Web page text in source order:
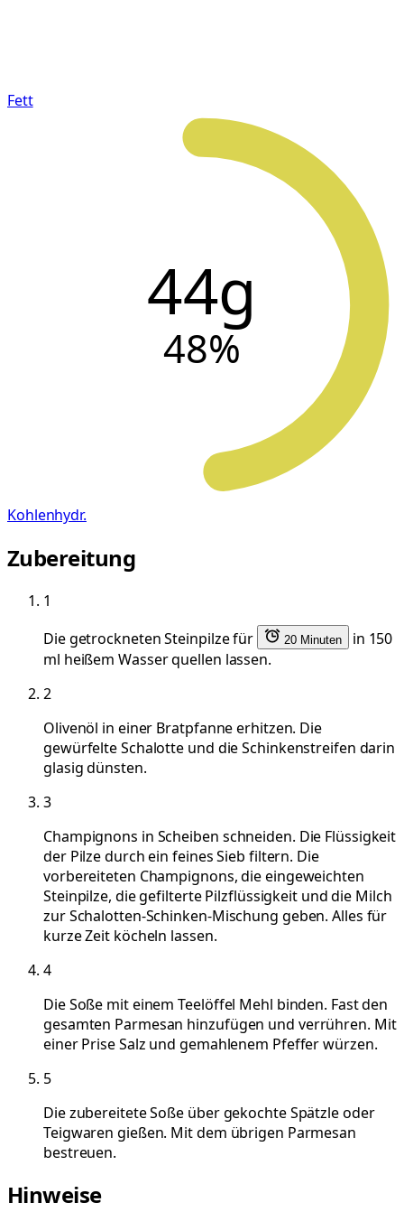
Fett
44g
48%
Kohlenhydr.
Zubereitung
1
Die getrockneten Steinpilze für
20 Minuten
in 150
ml heißem Wasser quellen lassen.
2
Olivenöl in einer Bratpfanne erhitzen. Die
gewürfelte Schalotte und die Schinkenstreifen darin
glasig dünsten.
3
Champignons in Scheiben schneiden. Die Flüssigkeit
der Pilze durch ein feines Sieb filtern. Die
vorbereiteten Champignons, die eingeweichten
Steinpilze, die gefilterte Pilzflüssigkeit und die Milch
zur Schalotten-Schinken-Mischung geben. Alles für
kurze Zeit köcheln lassen.
4
Die Soße mit einem Teelöffel Mehl binden. Fast den
gesamten Parmesan hinzufügen und verrühren. Mit
einer Prise Salz und gemahlenem Pfeffer würzen.
5
Die zubereitete Soße über gekochte Spätzle oder
Teigwaren gießen. Mit dem übrigen Parmesan
bestreuen.
Hinweise